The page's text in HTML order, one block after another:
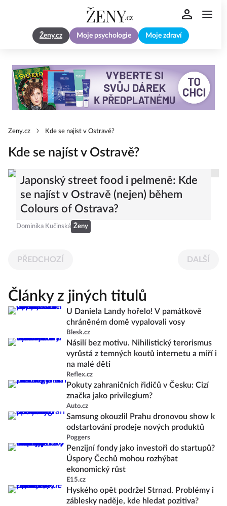
Ženy.cz Moje psychologie Moje zdraví
Zeny.cz Kde se najíst v Ostravě?
Kde se najíst v Ostravě?
Japonský street food i pelmeně: Kde
se najíst v Ostravě (nejen) během
Colours of Ostrava?
Dominika Kučinská Ženy
PŘEDCHOZÍ DALŠÍ
Články z jiných titulů
U Daniela Landy hořelo! V památkově
chráněném domě vypalovali vosy
Blesk.cz
Násilí bez motivu. Nihilistický terorismus
vyrůstá z temných koutů internetu a míří i
na malé děti
Reflex.cz
Pokuty zahraničních řidičů v Česku: Cizí
značka jako privilegium?
Auto.cz
Samsung okouzlil Prahu dronovou show k
odstartování prodeje nových produktů
Poggers
Penzijní fondy jako investoři do startupů?
Úspory Čechů mohou rozhýbat
ekonomický růst
E15.cz
Hyského opět podržel Strnad. Problémy i
záblesky naděje, kde hledat pozitiva?